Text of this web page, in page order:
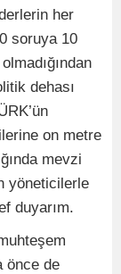
her
soruya 10
dehası
on metre
mevzi
yöneticilerle
duyarım.
önce de